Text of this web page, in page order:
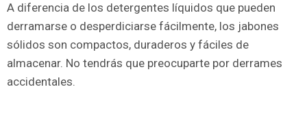
A diferencia de los detergentes líquidos que pueden
derramarse o desperdiciarse fácilmente, los jabones
sólidos son compactos, duraderos y fáciles de
almacenar. No tendrás que preocuparte por derrames
accidentales.